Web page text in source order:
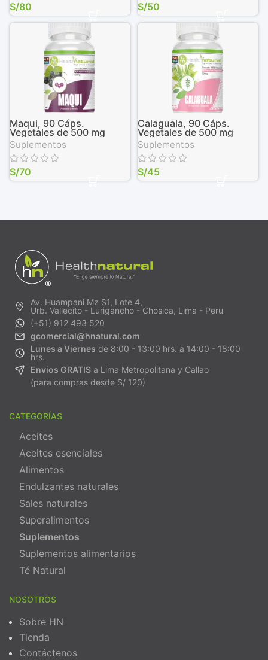
S/80 S/50
Maqui, 90 Cáps.
Vegetales de 500 mg
Suplementos
S/70
Calaguala, 90 Cáps.
Vegetales de 500 mg
Suplementos
S/45
Av. Huampani Mz S1, Lote 4,
Urb. Vallecito - Lurigancho - Chosica, Lima - Peru
(+51) 912 493 520
gcomercial@hnatural.com
Lunes a Viernes de 8:00 - 13:00 hrs. a 14:00 - 18:00
hrs.
Envios GRATIS a Lima Metropolitana y Callao
(para compras desde S/ 120)
CATEGORÍAS
Aceites
Aceites esenciales
Alimentos
Endulzantes naturales
Sales naturales
Superalimentos
Suplementos
Suplementos alimentarios
Té Natural
NOSOTROS
Sobre HN
Tienda
Contáctenos